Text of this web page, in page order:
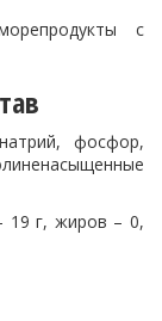
с
фосфор,
19 г, жиров – 0,